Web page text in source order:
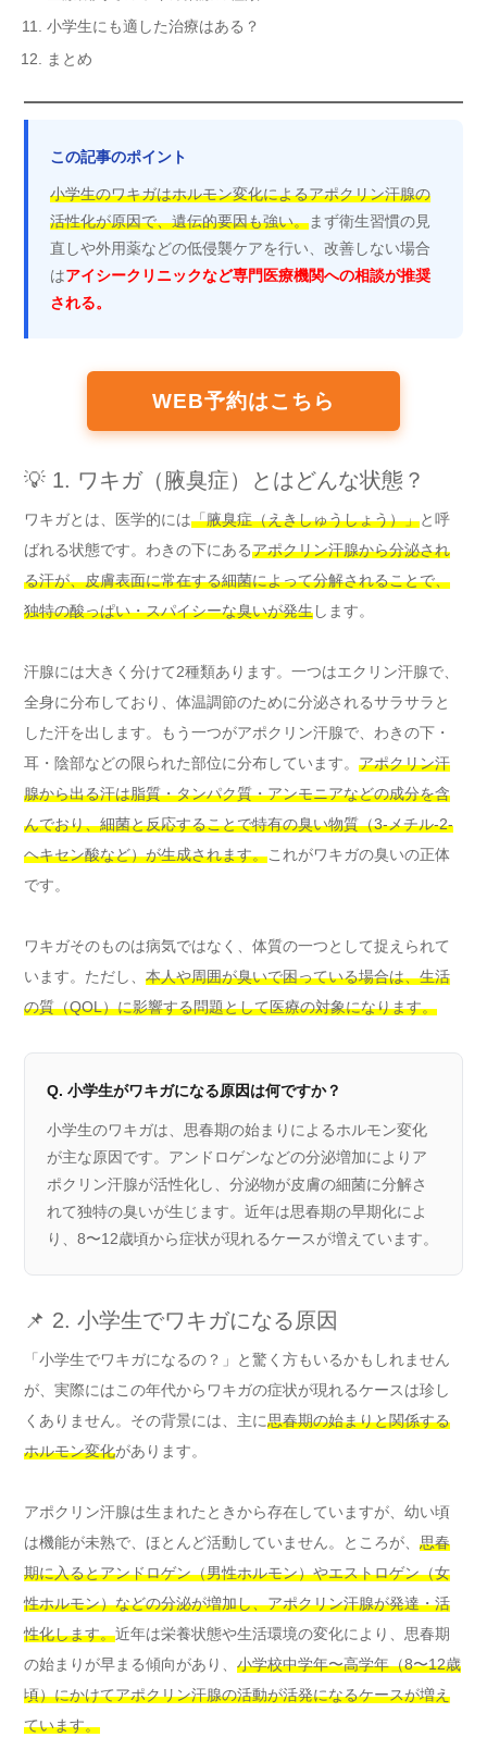
小学生にも適した治療はある？
まとめ
この記事のポイント
小学生のワキガはホルモン変化によるアポクリン汗腺の
活性化が原因で、遺伝的要因も強い。まず衛生習慣の見
直しや外用薬などの低侵襲ケアを行い、改善しない場合
はアイシークリニックなど専門医療機関への相談が推奨
される。
WEB予約はこちら
💡 1. ワキガ（腋臭症）とはどんな状態？
ワキガとは、医学的には「腋臭症（えきしゅうしょう）」と呼
ばれる状態です。わきの下にあるアポクリン汗腺から分泌され
る汗が、皮膚表面に常在する細菌によって分解されることで、
独特の酸っぱい・スパイシーな臭いが発生します。
汗腺には大きく分けて2種類あります。一つはエクリン汗腺で、
全身に分布しており、体温調節のために分泌されるサラサラと
した汗を出します。もう一つがアポクリン汗腺で、わきの下・
耳・陰部などの限られた部位に分布しています。 アポクリン汗
腺から出る汗は脂質・タンパク質・アンモニアなどの成分を含
んでおり、細菌と反応することで特有の臭い物質（3-メチル-2-
ヘキセン酸など）が生成されます。これがワキガの臭いの正体
です。
ワキガそのものは病気ではなく、体質の一つとして捉えられて
います。ただし、 本人や周囲が臭いで困っている場合は、生活
の質（QOL）に影響する問題として医療の対象になります。
Q. 小学生がワキガになる原因は何ですか？
小学生のワキガは、思春期の始まりによるホルモン変化
が主な原因です。アンドロゲンなどの分泌増加によりア
ポクリン汗腺が活性化し、分泌物が皮膚の細菌に分解さ
れて独特の臭いが生じます。近年は思春期の早期化によ
り、8〜12歳頃から症状が現れるケースが増えています。
📌 2. 小学生でワキガになる原因
「小学生でワキガになるの？」と驚く方もいるかもしれません
が、実際にはこの年代からワキガの症状が現れるケースは珍し
くありません。その背景には、主に思春期の始まりと関係する
ホルモン変化があります。
アポクリン汗腺は生まれたときから存在していますが、幼い頃
は機能が未熟で、ほとんど活動していません。ところが、 思春
期に入るとアンドロゲン（男性ホルモン）やエストロゲン（女
性ホルモン）などの分泌が増加し、アポクリン汗腺が発達・活
性化します。近年は栄養状態や生活環境の変化により、思春期
の始まりが早まる傾向があり、 小学校中学年〜高学年（8〜12歳
頃）にかけてアポクリン汗腺の活動が活発になるケースが増え
ています。